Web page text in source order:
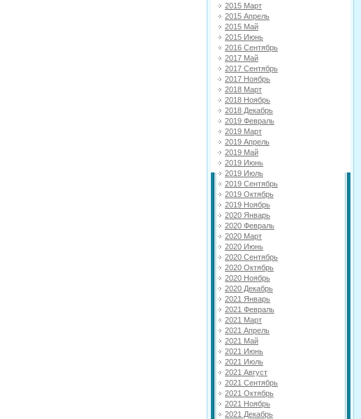
2015 Март
2015 Апрель
2015 Май
2015 Июнь
2016 Сентябрь
2017 Май
2017 Сентябрь
2017 Ноябрь
2018 Март
2018 Ноябрь
2018 Декабрь
2019 Февраль
2019 Март
2019 Апрель
2019 Май
2019 Июнь
2019 Июль
2019 Сентябрь
2019 Октябрь
2019 Ноябрь
2020 Январь
2020 Февраль
2020 Март
2020 Июнь
2020 Сентябрь
2020 Октябрь
2020 Ноябрь
2020 Декабрь
2021 Январь
2021 Февраль
2021 Март
2021 Апрель
2021 Май
2021 Июнь
2021 Июль
2021 Август
2021 Сентябрь
2021 Октябрь
2021 Ноябрь
2021 Декабрь